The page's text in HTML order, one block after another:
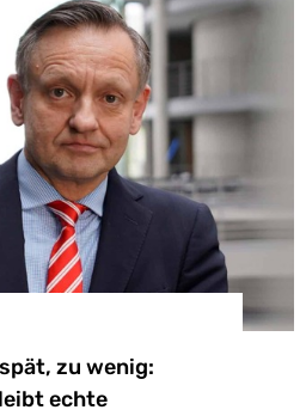
zu wenig:
echte